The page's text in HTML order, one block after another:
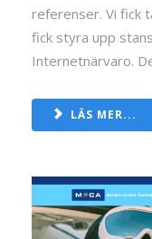
referenser. Vi fick
fick styra upp
Internetnärvaro.
LÄS MER...